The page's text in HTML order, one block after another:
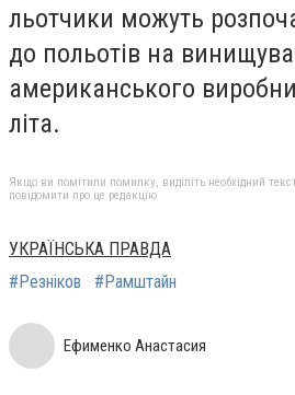
льотчики можуть
до польотів на
американського
літа.
Якщо ви помітили помилку, виділіть необхідний
повідомити про це редакцію
УКРАЇНСЬКА ПРАВДА
#Резніков
#Рамштайн
Ефименко Анастасия